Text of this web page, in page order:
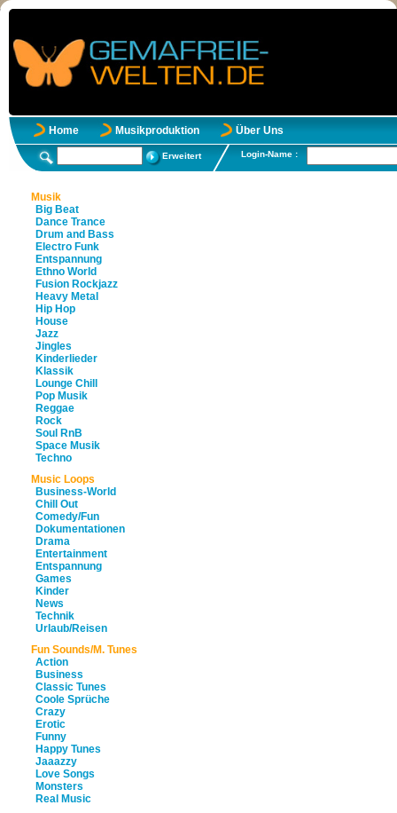
Home Musikproduktion Über Uns
Erweitert Login-Name :
Musik
Big Beat
Dance Trance
Drum and Bass
Electro Funk
Entspannung
Ethno World
Fusion Rockjazz
Heavy Metal
Hip Hop
House
Jazz
Jingles
Kinderlieder
Klassik
Lounge Chill
Pop Musik
Reggae
Rock
Soul RnB
Space Musik
Techno
Music Loops
Business-World
Chill Out
Comedy/Fun
Dokumentationen
Drama
Entertainment
Entspannung
Games
Kinder
News
Technik
Urlaub/Reisen
Fun Sounds/M. Tunes
Action
Business
Classic Tunes
Coole Sprüche
Crazy
Erotic
Funny
Happy Tunes
Jaaazzy
Love Songs
Monsters
Real Music